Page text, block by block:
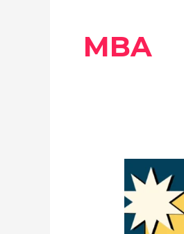
MBA
Priyadarshni
Academy
Scholarship